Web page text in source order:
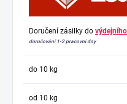
Doručení zásilky do
doručování 1-2 pracovní dny
do 10 kg
od 10 kg